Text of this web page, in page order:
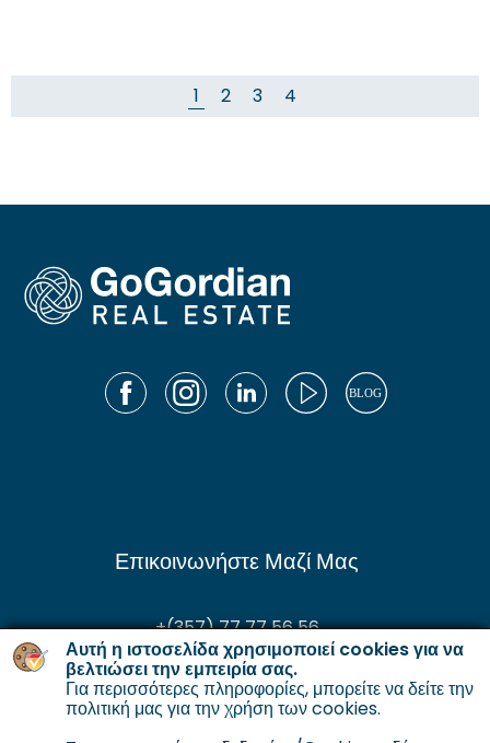
Αυτή η ιστοσελίδα χρησιμοποιεί cookies για να
βελτιώσει την εμπειρία σας.
Για περισσότερες πληροφορίες, μπορείτε να δείτε την
πολιτική μας για την χρήση των cookies.
1 2 3 4
Επικοινωνήστε Μαζί Μας
+(357) 77 77 56 56
enquiries@gordianservicing.com
offers@gordianservicing.com